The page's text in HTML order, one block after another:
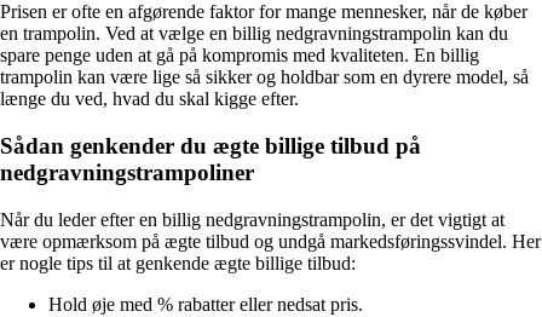
Prisen er ofte en afgørende faktor for mange mennesker, når de køber
en trampolin. Ved at vælge en billig nedgravningstrampolin kan du
spare penge uden at gå på kompromis med kvaliteten. En billig
trampolin kan være lige så sikker og holdbar som en dyrere model, så
længe du ved, hvad du skal kigge efter.
Sådan genkender du ægte billige tilbud på
nedgravningstrampoliner
Når du leder efter en billig nedgravningstrampolin, er det vigtigt at
være opmærksom på ægte tilbud og undgå markedsføringssvindel. Her
er nogle tips til at genkende ægte billige tilbud:
Hold øje med % rabatter eller nedsat pris.